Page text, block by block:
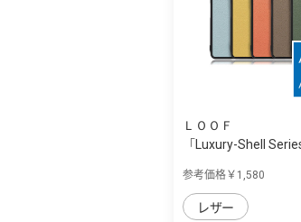
ＬＯＯＦ
「Luxury-Shell
参考価格￥1,580
レザー